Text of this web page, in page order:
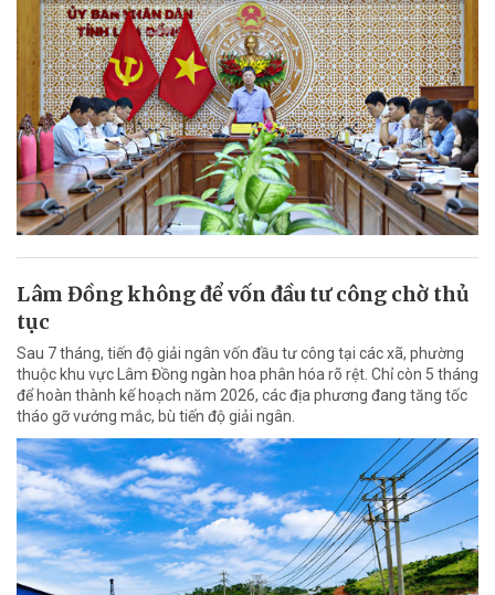
Lâm Đồng không để vốn đầu tư công chờ thủ
tục
Sau 7 tháng, tiến độ giải ngân vốn đầu tư công tại các xã, phường
thuộc khu vực Lâm Đồng ngàn hoa phân hóa rõ rệt. Chỉ còn 5 tháng
để hoàn thành kế hoạch năm 2026, các địa phương đang tăng tốc
tháo gỡ vướng mắc, bù tiến độ giải ngân.